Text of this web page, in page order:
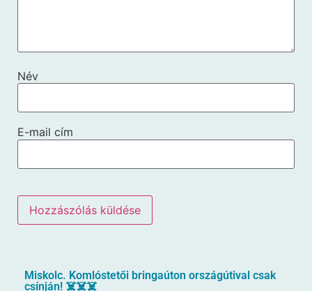
Név
E-mail cím
Miskolc. Komlóstetői bringaúton országútival csak
csínján! ☠️☠️☠️